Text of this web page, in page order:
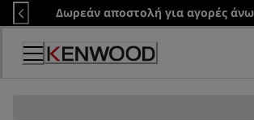
Skip
to
Content
Δωρεάν αποστολή για αγορές